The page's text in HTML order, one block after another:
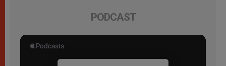
PODCAST